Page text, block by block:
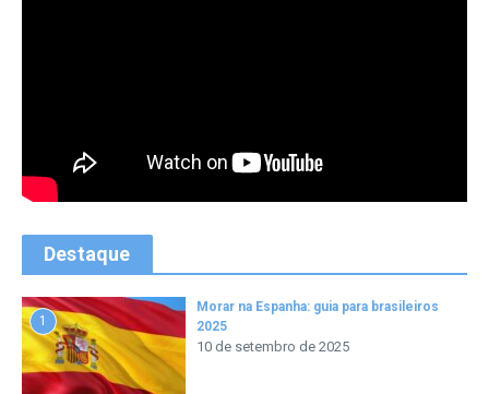
Destaque
1
Morar na Espanha: guia para brasileiros
2025
10 de setembro de 2025